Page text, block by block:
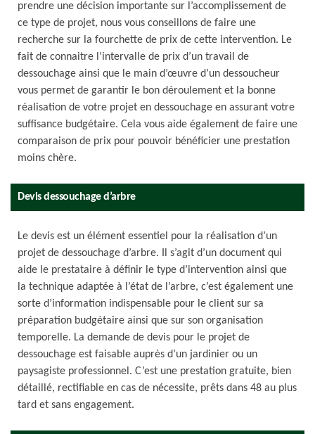
prendre une décision importante sur l’accomplissement de
ce type de projet, nous vous conseillons de faire une
recherche sur la fourchette de prix de cette intervention. Le
fait de connaitre l’intervalle de prix d’un travail de
dessouchage ainsi que le main d’œuvre d’un dessoucheur
vous permet de garantir le bon déroulement et la bonne
réalisation de votre projet en dessouchage en assurant votre
suffisance budgétaire. Cela vous aide également de faire une
comparaison de prix pour pouvoir bénéficier une prestation
moins chère.
Devis dessouchage d’arbre
Le devis est un élément essentiel pour la réalisation d’un
projet de dessouchage d’arbre. Il s’agit d’un document qui
aide le prestataire à définir le type d’intervention ainsi que
la technique adaptée à l’état de l’arbre, c’est également une
sorte d’information indispensable pour le client sur sa
préparation budgétaire ainsi que sur son organisation
temporelle. La demande de devis pour le projet de
dessouchage est faisable auprès d’un jardinier ou un
paysagiste professionnel. C’est une prestation gratuite, bien
détaillé, rectifiable en cas de nécessite, prêts dans 48 au plus
tard et sans engagement.